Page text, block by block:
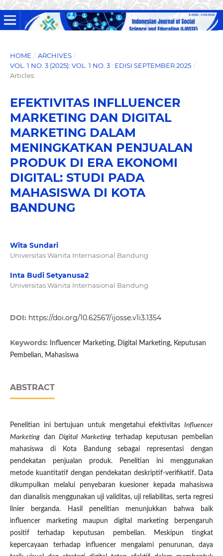
HOME / ARCHIVES /
VOL. 1 NO. 3 (2025): VOL. 1 NO. 3 : EDISI SEPTEMBER 2025 /
Articles
EFEKTIVITAS INFLLUENCER
MARKETING DAN DIGITAL
MARKETING DALAM
MENINGKATKAN PENJUALAN
PRODUK DI ERA EKONOMI
DIGITAL: STUDI PADA
MAHASISWA DI KOTA
BANDUNG
Wita Sundari
Universitas Wanita Internasional Bandung
Inta Budi Setyanusa2
Universitas Wanita Internasional Bandung
DOI: https://doi.org/10.62567/ijosse.v1i3.1354
Keywords:
Influencer Marketing, Digital Marketing, Keputusan
Pembelian, Mahasiswa
ABSTRACT
Penelitian ini bertujuan untuk mengetahui efektivitasInfluencer
MarketingdanDigital Marketing terhadap keputusan pembelian
mahasiswa di Kota Bandung sebagai representasi dengan
pendekatan penjualan produk. Penelitian ini menggunakan
metode kuantitatif dengan pendekatan deskriptif-verifikatif. Data
dikumpulkan melalui penyebaran kuesioner kepada mahasiswa
dan dianalisis menggunakan uji validitas, uji reliabilitas, serta regresi
linier berganda. Hasil penelitian menunjukkan bahwa baik
influencer marketing maupun digital marketing berpengaruh
positif terhadap keputusan pembelian. Meskipun tingkat
kepercayaan terhadap influencer mengalami penurunan, daya